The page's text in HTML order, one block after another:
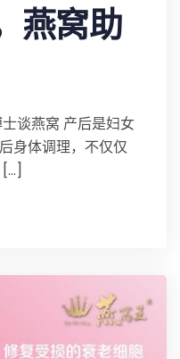
燕窝助
谈燕窝 产后是妇女
身体调理，不仅仅
[…]